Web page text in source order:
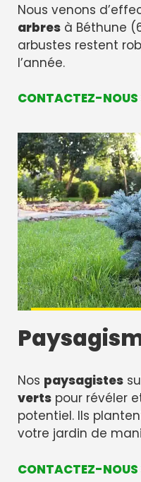
Nous venons
arbres à Béthune
arbustes restent
l’année.
CONTACTEZ-NOUS
Nos paysagistes
verts pour révéler
potentiel. Ils
votre jardin de
CONTACTEZ-NOUS